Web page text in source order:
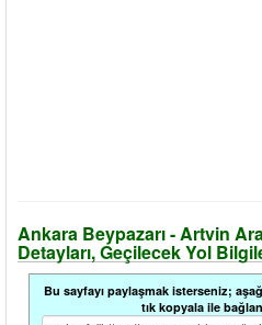
Ankara Beypazarı - Artvin
Detayları, Geçilecek Yol
Bu sayfayı paylaşmak isterseniz;
tık kopyala ile